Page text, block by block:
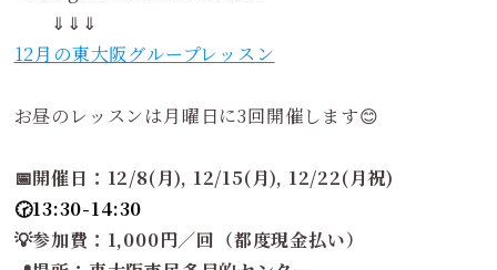
⇓⇓⇓
12月の東大阪グループレッスン
お昼のレッスンは月曜日に3回開催します😊
📅開催日：12/8(月), 12/15(月), 12/22(月祝)
🕝13:30-14:30
💡参加費：1,000円／回（都度現金払い）